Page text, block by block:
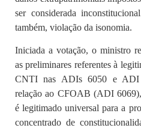
ser considerada
também, violação da isonomia.
Iniciada a votação, o ministro
as preliminares referentes à
CNTI nas ADIs 6050 e ADI
relação ao CFOAB (ADI
é legitimado universal para a
concentrado de